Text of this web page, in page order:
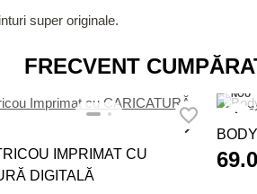
super originale.
FRECVENT
IMPRIMAT CU
DIGITALĂ
NOU